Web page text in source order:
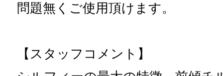
問題無くご使用頂けます。
【スタッフコメント】